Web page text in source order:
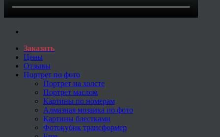
Заказать
Цены
Отзывы
Портрет по фото
Портрет на холсте
Портрет маслом
Картины по номерам
Алмазная мозаика по фото
Картины блестками
Фотокубик трансформер